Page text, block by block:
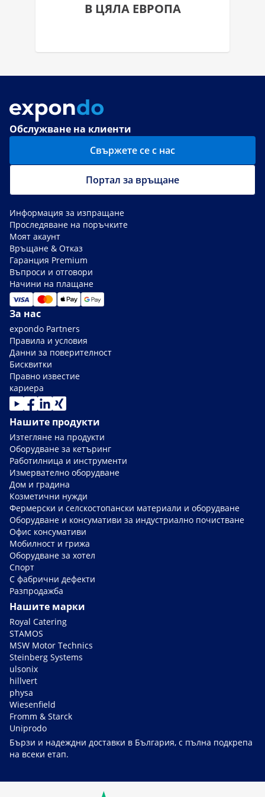
В ЦЯЛА ЕВРОПА
Обслужване на клиенти
Свържете се с нас
Портал за връщане
Информация за изпращане
Проследяване на поръчките
Моят акаунт
Връщане & Отказ
Гаранция Premium
Въпроси и отговори
Начини на плащане
За нас
expondo Partners
Правила и условия
Данни за поверителност
Бисквитки
Правно известие
кариера
Нашите продукти
Изтегляне на продукти
Оборудване за кетъринг
Работилница и инструменти
Измервателно оборудване
Дом и градина
Козметични нужди
Фермерски и селскостопански материали и оборудване
Оборудване и консумативи за индустриално почистване
Офис консумативи
Мобилност и грижа
Оборудване за хотел
Спорт
С фабрични дефекти
Разпродажба
Нашите марки
Royal Catering
STAMOS
MSW Motor Technics
Steinberg Systems
ulsonix
hillvert
physa
Wiesenfield
Fromm & Starck
Uniprodo
Бързи и надеждни доставки в България, с пълна подкрепа
на всеки етап.